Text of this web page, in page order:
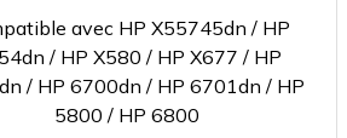
avec HP X55745dn / HP
/ HP X580 / HP X677 / HP
/ HP 6700dn / HP 6701dn / HP
5800 / HP 6800